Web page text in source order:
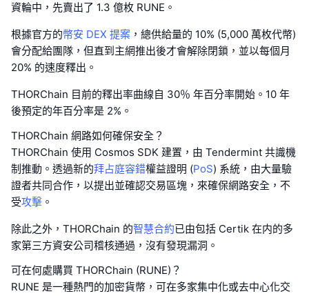
資輪中，先賣出了 1.3 億枚 RUNE。
根據官方的幣安 DEX 提案 ，總供給量的 10% (5,000 萬枚代幣)
會分配給團隊，但直到主網推出後才會解除閉鎖，並以每個月
20% 的速度釋出。
THORChain 目前的釋出率曲線自 30％ 年百分率開始。10 年
後預定的年百分率是 2%。
THORChain 網路如何確保安全？
THORChain 使用 Cosmos SDK 建置，由 Tendermint 共識機
制推動。透過新的拜占庭容錯權益證明 (PoS) 系統，由大量驗
證者共同合作，以提出並確認交易區塊，來確保網路安全，不
受攻擊 。
除此之外，THORChain 的智慧合約已由包括 Certik 在内的多
家第三方資安公司稽核通過，沒有發現漏洞。
可在何處購買 THORChain (RUNE)？
RUNE 是一種熱門的加密貨幣，可在多家集中化或去中心化交